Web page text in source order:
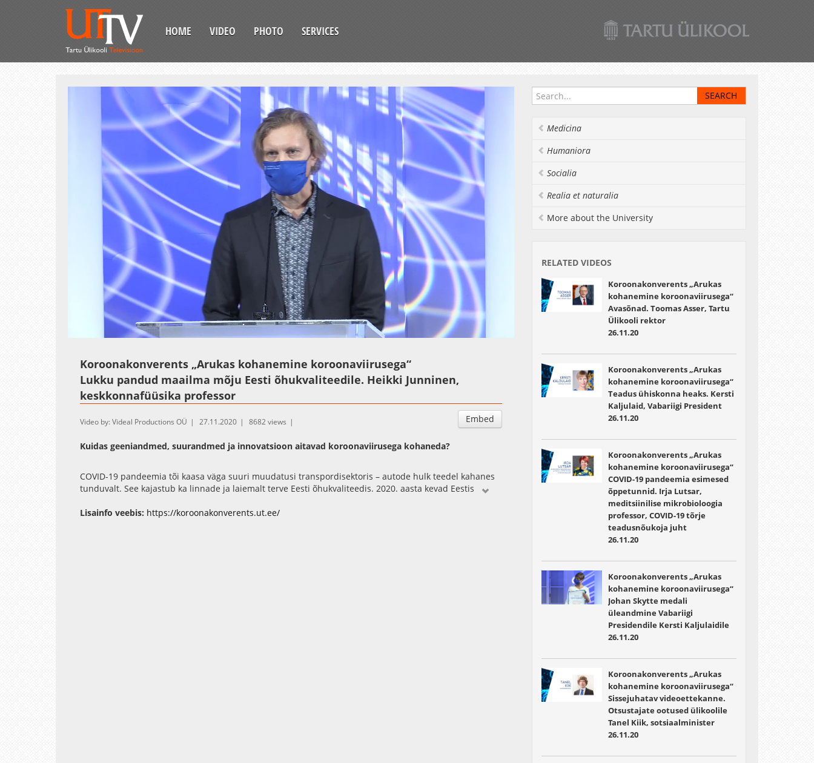
HOME VIDEO PHOTO SERVICES
Loaded:
3.83%
EsituskiirusedSubtitlesAuto
Koroonakonverents „Arukas kohanemine koroonaviirusega“
Lukku pandud maailma mõju Eesti õhukvaliteedile. Heikki Junninen,
keskkonnafüüsika professor
Embed
Video by: Videal Productions OÜ 27.11.2020 8682 views
Kuidas geeniandmed, suurandmed ja innovatsioon aitavad koroonaviirusega kohaneda?
COVID-19 pandeemia tõi kaasa väga suuri muudatusi transpordisektoris – autode hulk teedel kahanes
tunduvalt. See kajastub ka linnade ja laiemalt terve Eesti õhukvaliteedis. 2020. aasta kevad Eestis
linnade ja taustajaamade õhukvaliteedi seireandmed toetavad seda väidet.
Lisainfo veebis: https://koroonakonverents.ut.ee/
Medicina
Humaniora
Socialia
Realia et naturalia
More about the University
RELATED VIDEOS
Koroonakonverents „Arukas
kohanemine koroonaviirusega“
Avasõnad. Toomas Asser, Tartu
Ülikooli rektor
26.11.20
Koroonakonverents „Arukas
kohanemine koroonaviirusega“
Teadus ühiskonna heaks. Kersti
Kaljulaid, Vabariigi President
26.11.20
Koroonakonverents „Arukas
kohanemine koroonaviirusega“
COVID-19 pandeemia esimesed
õppetunnid. Irja Lutsar,
meditsiinilise mikrobioloogia
professor, COVID-19 tõrje
teadusnõukoja juht
26.11.20
Koroonakonverents „Arukas
kohanemine koroonaviirusega“
Johan Skytte medali
üleandmine Vabariigi
Presidendile Kersti Kaljulaidile
26.11.20
Koroonakonverents „Arukas
kohanemine koroonaviirusega“
Sissejuhatav videoettekanne.
Otsustajate ootused ülikoolile
Tanel Kiik, sotsiaalminister
26.11.20